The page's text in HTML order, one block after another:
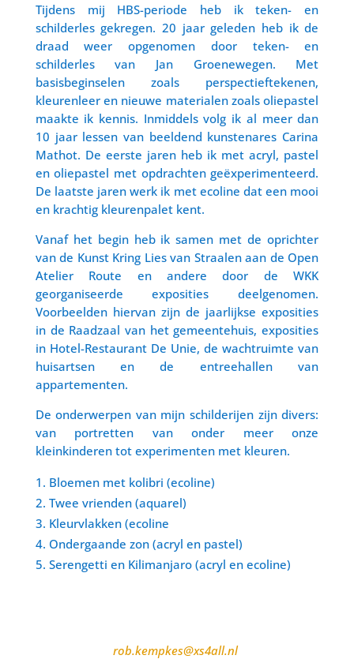
Tijdens mij HBS-periode heb ik teken- en
schilderles gekregen. 20 jaar geleden heb ik de
draad weer opgenomen door teken- en
schilderles van Jan Groenewegen. Met
basisbeginselen zoals perspectieftekenen,
kleurenleer en nieuwe materialen zoals oliepastel
maakte ik kennis. Inmiddels volg ik al meer dan
10 jaar lessen van beeldend kunstenares Carina
Mathot. De eerste jaren heb ik met acryl, pastel
en oliepastel met opdrachten geëxperimenteerd.
De laatste jaren werk ik met ecoline dat een mooi
en krachtig kleurenpalet kent.
Vanaf het begin heb ik samen met de oprichter
van de Kunst Kring Lies van Straalen aan de Open
Atelier Route en andere door de WKK
georganiseerde exposities deelgenomen.
Voorbeelden hiervan zijn de jaarlijkse exposities
in de Raadzaal van het gemeentehuis, exposities
in Hotel-Restaurant De Unie, de wachtruimte van
huisartsen en de entreehallen van
appartementen.
De onderwerpen van mijn schilderijen zijn divers:
van portretten van onder meer onze
kleinkinderen tot experimenten met kleuren.
Bloemen met kolibri (ecoline)
Twee vrienden (aquarel)
Kleurvlakken (ecoline
Ondergaande zon (acryl en pastel)
Serengetti en Kilimanjaro (acryl en ecoline)
rob.kempkes@xs4all.nl